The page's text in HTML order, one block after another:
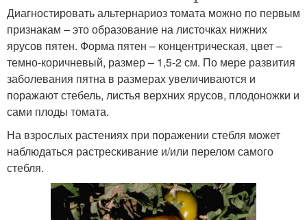
Диагностировать альтернариоз томата можно по первым
признакам – это образование на листочках нижних
ярусов пятен. Форма пятен – концентрическая, цвет –
темно-коричневый, размер – 1,5-2 см. По мере развития
заболевания пятна в размерах увеличиваются и
поражают стебель, листья верхних ярусов, плодоножки и
сами плоды томата.
На взрослых растениях при поражении стебля может
наблюдаться растрескивание и/или перелом самого
стебля.